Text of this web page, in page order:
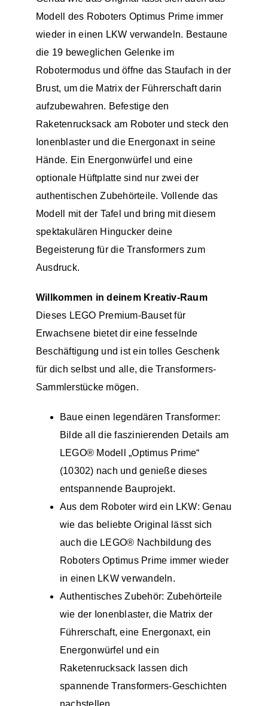
Modell des Roboters Optimus Prime immer
wieder in einen LKW verwandeln. Bestaune
die 19 beweglichen Gelenke im
Robotermodus und öffne das Staufach in der
Brust, um die Matrix der Führerschaft darin
aufzubewahren. Befestige den
Raketenrucksack am Roboter und steck den
Ionenblaster und die Energonaxt in seine
Hände. Ein Energonwürfel und eine
optionale Hüftplatte sind nur zwei der
authentischen Zubehörteile. Vollende das
Modell mit der Tafel und bring mit diesem
spektakulären Hingucker deine
Begeisterung für die Transformers zum
Ausdruck.
Willkommen in deinem Kreativ-Raum
Dieses LEGO Premium-Bauset für
Erwachsene bietet dir eine fesselnde
Beschäftigung und ist ein tolles Geschenk
für dich selbst und alle, die Transformers-
Sammlerstücke mögen.
Baue einen legendären Transformer:
Bilde all die faszinierenden Details am
LEGO® Modell „Optimus Prime“
(10302) nach und genieße dieses
entspannende Bauprojekt.
Aus dem Roboter wird ein LKW: Genau
wie das beliebte Original lässt sich
auch die LEGO® Nachbildung des
Roboters Optimus Prime immer wieder
in einen LKW verwandeln.
Authentisches Zubehör: Zubehörteile
wie der Ionenblaster, die Matrix der
Führerschaft, eine Energonaxt, ein
Energonwürfel und ein
Raketenrucksack lassen dich
spannende Transformers-Geschichten